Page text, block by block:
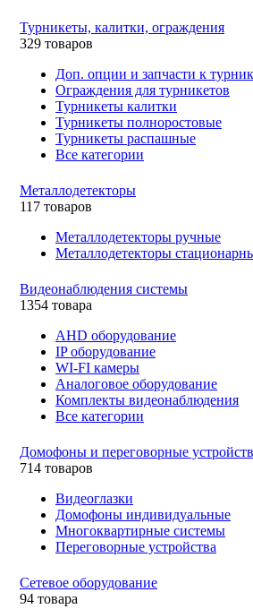
Турникеты, калитки, ограждения
329 товаров
Доп. опции и запчасти к
Ограждения для турникетов
Турникеты калитки
Турникеты полноростовые
Турникеты распашные
Все категории
Металлодетекторы
117 товаров
Металлодетекторы ручные
Металлодетекторы
Видеонаблюдения cистемы
1354 товара
AHD оборудование
IP оборудование
WI-FI камеры
Аналоговое оборудование
Комплекты видеонаблюдения
Все категории
Домофоны и переговорные
714 товаров
Видеоглазки
Домофоны индивидуальные
Многоквартирные системы
Переговорные устройства
Сетевое оборудование
94 товара